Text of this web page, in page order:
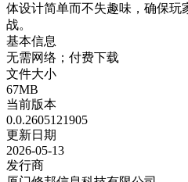
体设计简单而不失趣味，确保玩
战。
基本信息
无需网络；付费下载
文件大小
67MB
当前版本
0.0.2605121905
更新日期
2026-05-13
发行商